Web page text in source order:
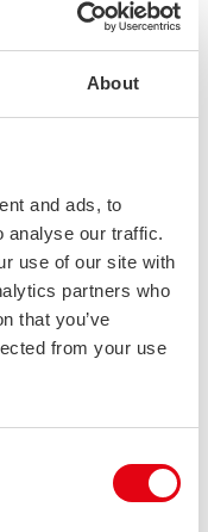
About
and ads, to
analyse our traffic.
use of our site with
partners who
that you’ve
from your use